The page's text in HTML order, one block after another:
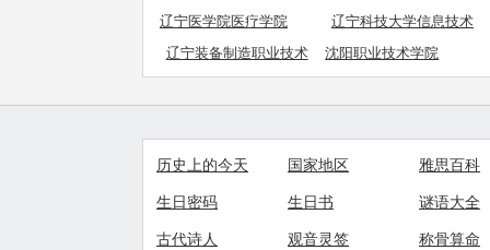
院
辽宁医学院医疗学院
辽宁科技大学信息技术
学院
辽宁装备制造职业技术
学院
沈阳职业技术学院
历史上的今天 国家地区
雅思百科
生日密码
生日书
谜语大全
古代诗人
观音灵签
称骨算命